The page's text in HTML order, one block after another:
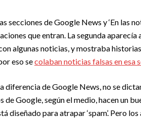
secciones de Google News y ‘En las
que entran. La segunda
algunas noticias, y mostraba
eso secolaban noticias falsas en esa
diferencia de Google News, no se
de Google, según el medio, hacen un
diseñado para atrapar ‘spam’. Pero